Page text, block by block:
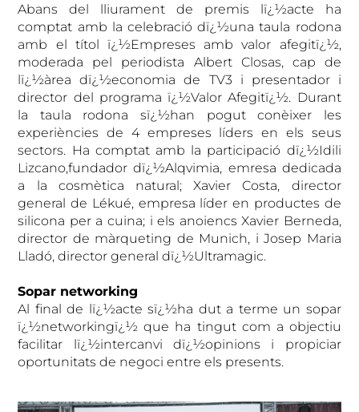
Abans del lliurament de premis lï¿½acte ha
comptat amb la celebració dï¿½una taula rodona
amb el títol ï¿½Empreses amb valor afegitï¿½,
moderada pel periodista Albert Closas, cap de
lï¿½àrea dï¿½economia de TV3 i presentador i
director del programa ï¿½Valor Afegitï¿½. Durant
la taula rodona sï¿½han pogut conèixer les
experiències de 4 empreses líders en els seus
sectors. Ha comptat amb la participació dï¿½Idili
Lizcano,fundador dï¿½Alqvimia, emresa dedicada
a la cosmètica natural; Xavier Costa, director
general de Lékué, empresa líder en productes de
silicona per a cuina; i els anoiencs Xavier Berneda,
director de màrqueting de Munich, i Josep Maria
Lladó, director general dï¿½Ultramagic.
Sopar networking
Al final de lï¿½acte sï¿½ha dut a terme un sopar
ï¿½networkingï¿½ que ha tingut com a objectiu
facilitar lï¿½intercanvi dï¿½opinions i propiciar
oportunitats de negoci entre els presents.